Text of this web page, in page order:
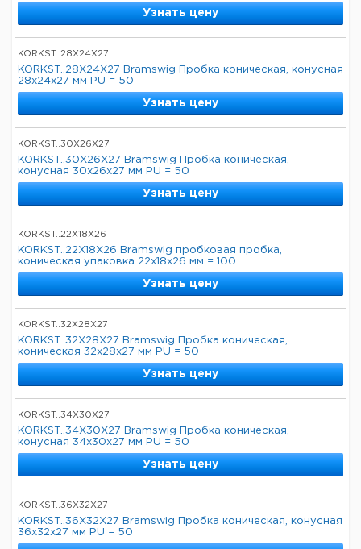
Узнать цену
KORKST..28X24X27
KORKST..28X24X27 Bramswig Пробка коническая, конусная
28x24x27 мм PU = 50
Узнать цену
KORKST..30X26X27
KORKST..30X26X27 Bramswig Пробка коническая,
конусная 30x26x27 мм PU = 50
Узнать цену
KORKST..22X18X26
KORKST..22X18X26 Bramswig пробковая пробка,
коническая упаковка 22x18x26 мм = 100
Узнать цену
KORKST..32X28X27
KORKST..32X28X27 Bramswig Пробка коническая,
коническая 32x28x27 мм PU = 50
Узнать цену
KORKST..34X30X27
KORKST..34X30X27 Bramswig Пробка коническая,
конусная 34x30x27 мм PU = 50
Узнать цену
KORKST..36X32X27
KORKST..36X32X27 Bramswig Пробка коническая, конусная
36x32x27 мм PU = 50